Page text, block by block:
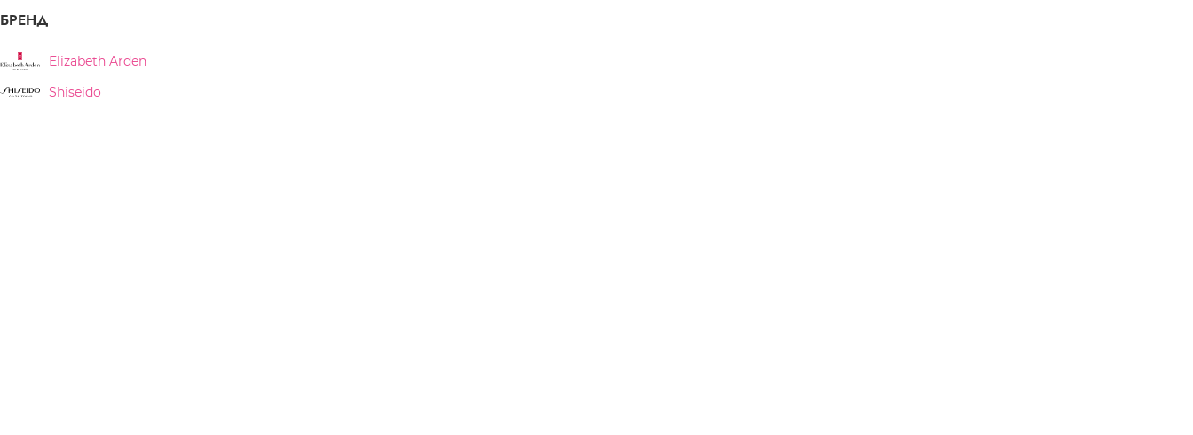
БРЕНД
Elizabeth Arden
Shiseido